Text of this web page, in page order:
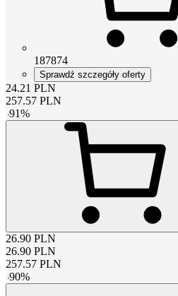
187874
Sprawdź szczegóły oferty
24.21 PLN
257.57 PLN
-91%
26.90 PLN
26.90 PLN
257.57 PLN
-90%